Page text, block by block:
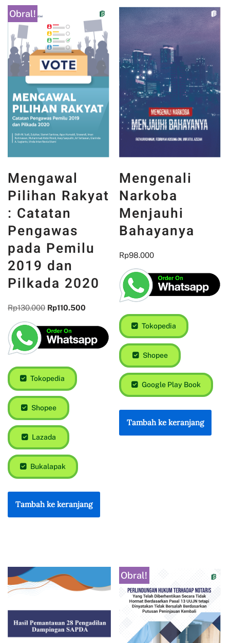
Obral!
Mengawal
Pilihan Rakyat
: Catatan
Pengawas
pada Pemilu
2019 dan
Pilkada 2020
Rp130.000 Rp110.500
Tokopedia
Shopee
Lazada
Bukalapak
Tambah ke keranjang
Mengenali
Narkoba
Menjauhi
Bahayanya
Rp98.000
Tokopedia
Shopee
Google Play Book
Tambah ke keranjang
Obral!